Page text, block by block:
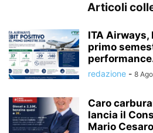
Articoli
ITA Airways,
primo
redazione - 8
Caro
lancia il
Mario